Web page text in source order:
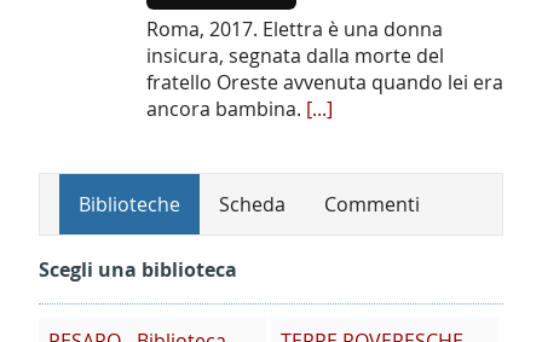
Roma, 2017. Elettra è una donna
insicura, segnata dalla morte del
fratello Oreste avvenuta quando lei era
ancora bambina. [...]
Biblioteche Scheda Commenti
Scegli una biblioteca